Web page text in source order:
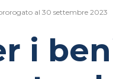
al 30 settembre 2023
i